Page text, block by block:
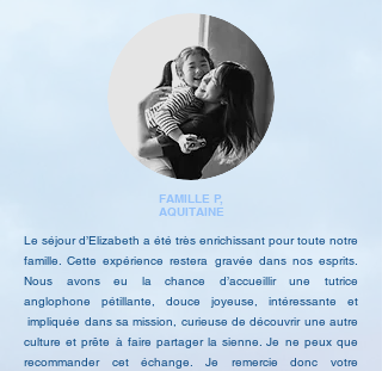
FAMILLE P,
AQUITAINE
Le séjour d’Elizabeth a été très enrichissant pour toute notre
famille. Cette expérience restera gravée dans nos esprits.
Nous avons eu la chance d’accueillir une tutrice
anglophone pétillante, douce joyeuse, intéressante et
impliquée dans sa mission, curieuse de découvrir une autre
culture et prête à faire partager la sienne. Je ne peux que
recommander cet échange. Je remercie donc votre